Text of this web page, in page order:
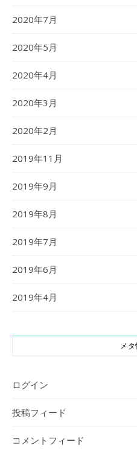
2020年7月
2020年5月
2020年4月
2020年3月
2020年2月
2019年11月
2019年9月
2019年8月
2019年7月
2019年6月
2019年4月
メ
ログイン
投稿フィード
コメントフィード